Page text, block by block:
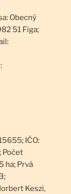
Obecný
51 Figa;
IČO:
Počet
ha; Prvá
Keszi,